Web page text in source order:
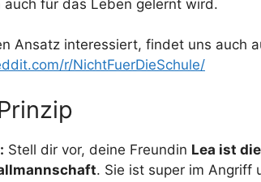
auch für das Leben gelernt wird.
Ansatz interessiert, findet uns auch
r/NichtFuerDieSchule/
Stell dir vor, deine Freundin Lea ist
. Sie ist super im Angriff